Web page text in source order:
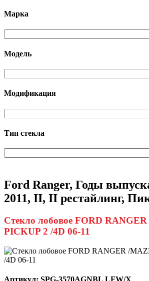
Марка
Модель
Модификация
Тип стекла
Ford Ranger, Годы
2011, II, II рестайлинг,
Стекло лобовое FORD
PICKUP 2 /4D 06-11
Артикул: SPG-3570AGNBL LFW/X